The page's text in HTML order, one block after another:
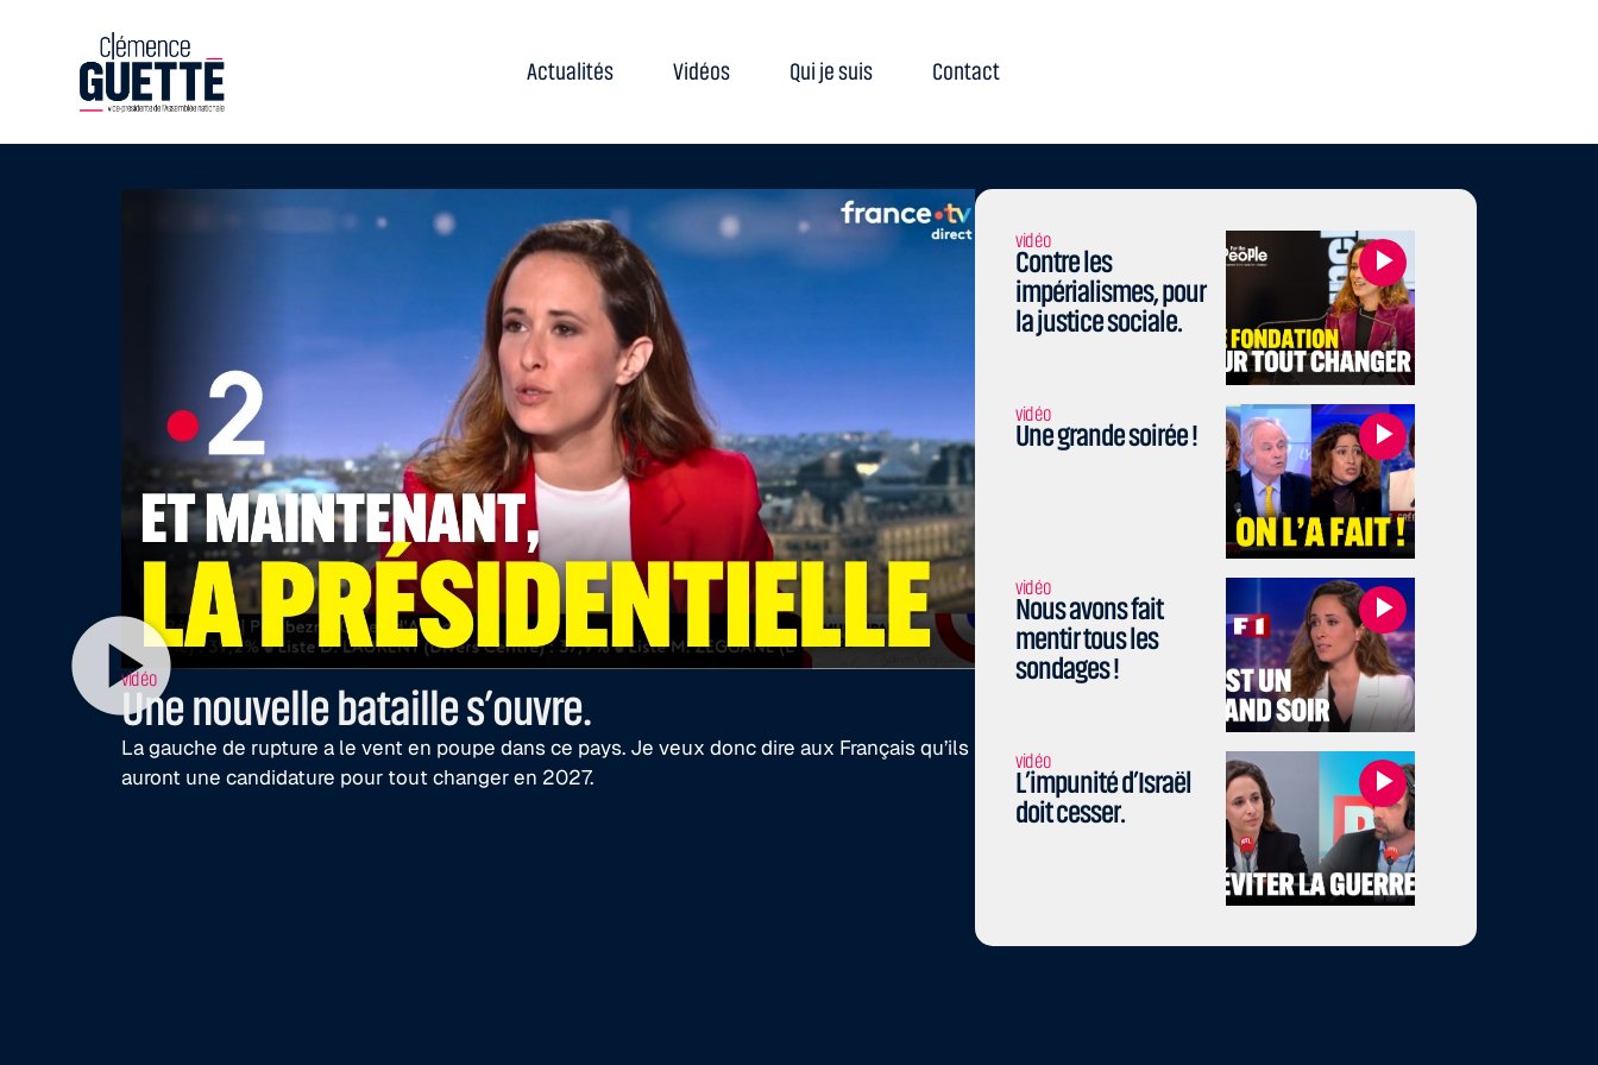
Actualités Vidéos Qui je suis Contact
vidéo
Une nouvelle bataille s’ouvre.
La gauche de rupture a le vent en poupe dans ce pays. Je veux donc dire aux Français qu’ils
auront une candidature pour tout changer en 2027.
vidéo
Contre les
impérialismes, pour
la justice sociale.
vidéo
Une grande soirée !
vidéo
Nous avons fait
mentir tous les
sondages !
vidéo
L’impunité d’Israël
doit cesser.